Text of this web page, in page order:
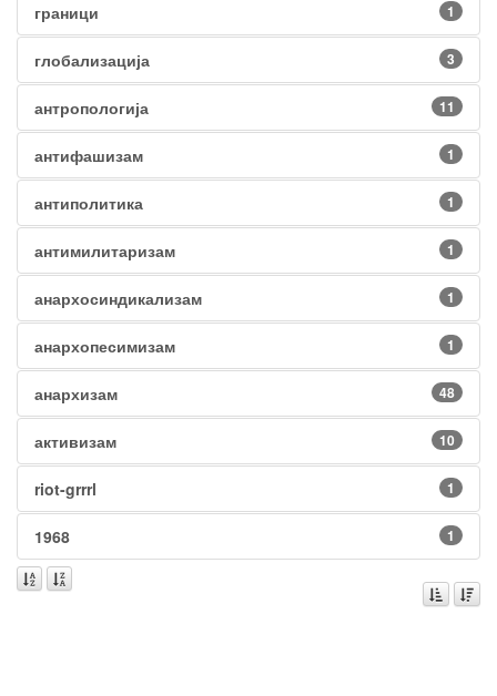
граници 1
глобализација 3
антропологија 11
антифашизам 1
антиполитика 1
антимилитаризам 1
анархосиндикализам 1
анархопесимизам 1
анархизам 48
активизам 10
riot-grrrl 1
1968 1